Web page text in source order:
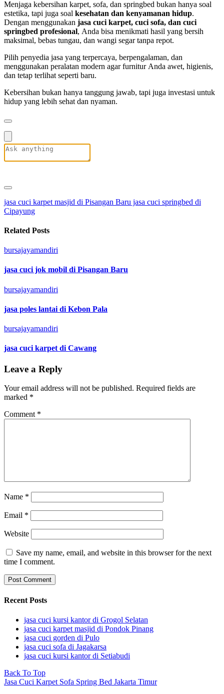
Menjaga kebersihan karpet, sofa, dan springbed bukan hanya soal
estetika, tapi juga soal kesehatan dan kenyamanan hidup.
Dengan menggunakan jasa cuci karpet, cuci sofa, dan cuci
springbed profesional, Anda bisa menikmati hasil yang bersih
maksimal, bebas tungau, dan wangi segar tanpa repot.
Pilih penyedia jasa yang terpercaya, berpengalaman, dan
menggunakan peralatan modern agar furnitur Anda awet, higienis,
dan tetap terlihat seperti baru.
Kebersihan bukan hanya tanggung jawab, tapi juga investasi untuk
hidup yang lebih sehat dan nyaman.
jasa cuci karpet masjid di Pisangan Baru jasa cuci springbed di
Cipayung
Related Posts
bursajayamandiri
jasa cuci jok mobil di Pisangan Baru
bursajayamandiri
jasa poles lantai di Kebon Pala
bursajayamandiri
jasa cuci karpet di Cawang
Leave a Reply
Your email address will not be published. Required fields are
marked *
Comment *
Name *
Email *
Website
Save my name, email, and website in this browser for the next
time I comment.
Recent Posts
jasa cuci kursi kantor di Grogol Selatan
jasa cuci karpet masjid di Pondok Pinang
jasa cuci gorden di Pulo
jasa cuci sofa di Jagakarsa
jasa cuci kursi kantor di Setiabudi
Back To Top
Jasa Cuci Karpet Sofa Spring Bed Jakarta Timur